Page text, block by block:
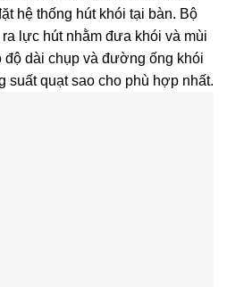
hệ thống hút khói tại bàn. Bộ
lực hút nhằm đưa khói và mùi
độ dài chụp và đường ống khói
suất quạt sao cho phù hợp nhất.